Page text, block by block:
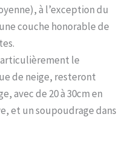
à l’exception du
couche honorable de
le
de neige, resteront
avec de 20 à 30cm en
et un soupoudrage dans